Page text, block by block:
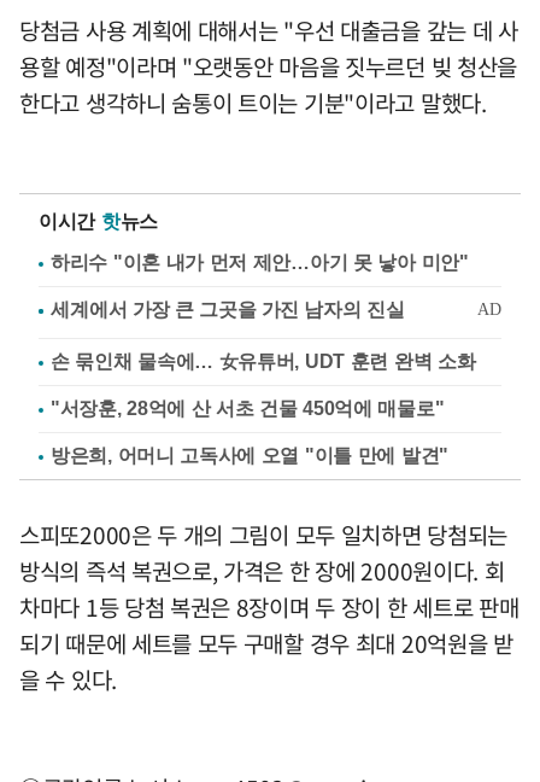
당첨금 사용 계획에 대해서는 "우선 대출금을 갚는 데 사
용할 예정"이라며 "오랫동안 마음을 짓누르던 빚 청산을
한다고 생각하니 숨통이 트이는 기분"이라고 말했다.
이시간 핫뉴스
하리수 "이혼 내가 먼저 제안…아기 못 낳아 미안"
손 묶인채 물속에… 女유튜버, UDT 훈련 완벽 소화
"서장훈, 28억에 산 서초 건물 450억에 매물로"
방은희, 어머니 고독사에 오열 "이틀 만에 발견"
스피또2000은 두 개의 그림이 모두 일치하면 당첨되는
방식의 즉석 복권으로, 가격은 한 장에 2000원이다. 회
차마다 1등 당첨 복권은 8장이며 두 장이 한 세트로 판매
되기 때문에 세트를 모두 구매할 경우 최대 20억원을 받
을 수 있다.